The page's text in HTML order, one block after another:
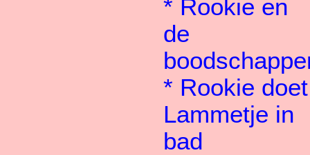
* Rookie en
de
* Rookie doet
Lammetje in
bad